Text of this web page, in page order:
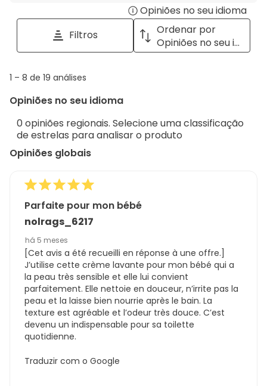
Opiniões no seu idioma
a
with
Filtros
Ordenar por
Opiniões no seu idioma
1
8
19
análises
1 – 8 de 19 análises
Opiniões no seu idioma
0 opiniões regionais. Selecione uma classificação
de estrelas para analisar o produto
Opiniões globais
Parfaite pour mon bébé
nolrags_6217
há 5 meses
[Cet avis a été recueilli en réponse à une offre.]
J’utilise cette crème lavante pour mon bébé qui a
la peau très sensible et elle lui convient
parfaitement. Elle nettoie en douceur, n’irrite pas la
peau et la laisse bien nourrie après le bain. La
texture est agréable et l’odeur très douce. C’est
devenu un indispensable pour sa toilette
quotidienne.
Traduzir com o Google